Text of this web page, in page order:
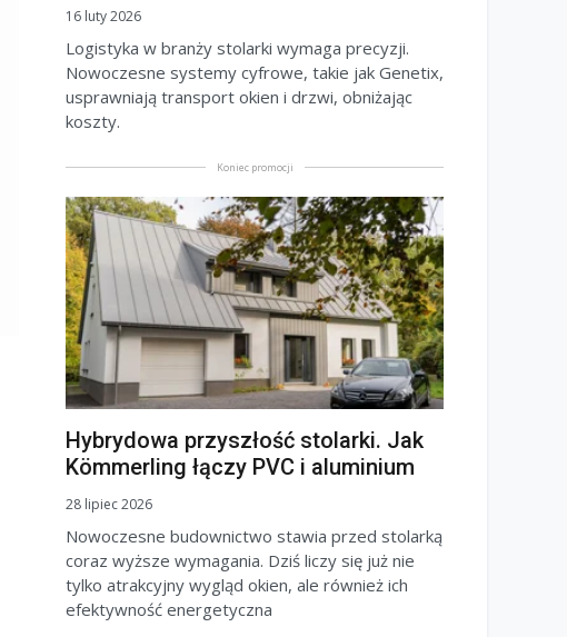
16 luty 2026
Logistyka w branży stolarki wymaga precyzji.
Nowoczesne systemy cyfrowe, takie jak Genetix,
usprawniają transport okien i drzwi, obniżając
koszty.
Koniec promocji
Hybrydowa przyszłość stolarki. Jak
Kömmerling łączy PVC i aluminium
28 lipiec 2026
Nowoczesne budownictwo stawia przed stolarką
coraz wyższe wymagania. Dziś liczy się już nie
tylko atrakcyjny wygląd okien, ale również ich
efektywność energetyczna